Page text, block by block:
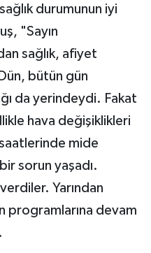
durumunun iyi
"Sayın
sağlık, afiyet
bütün gün
da yerindeydi. Fakat
hava değişiklikleri
mide
sorun yaşadı.
Yarından
programlarına devam